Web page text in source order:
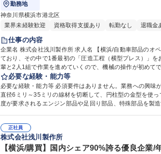
勤務地
神奈川県横浜市港北区
業界未経験歓迎
資格取得支援あり 転勤なし 退職金
仕事の内容
企業名 株式会社浅川製作所 求人名 【横浜/自動車部品のオペレーター】同業種の経験優遇/国内TOPシェア/シフト制 仕事の内容 弊社では製品を作る工程が大きく5つに分かれ
ており、その中で1番最初の「圧造工程（横型プレス）」をお任
輩と2人1組で作業を進めていくので、機械の操作が初め
成形・切削・ねじ加工など幅広い加工を行っています。お
必要な経験・能力等
必要な経験・能力等 必須要件はありません。業務への興味があ
直径6ミリ～35ミリの線材を切断して、円柱型の金型を使
度が要求されるエンジン部品や足回り部品、特殊部品を製
正社員
株式会社浅川製作所
【横浜/購買】国内シェア90%誇る優良企業